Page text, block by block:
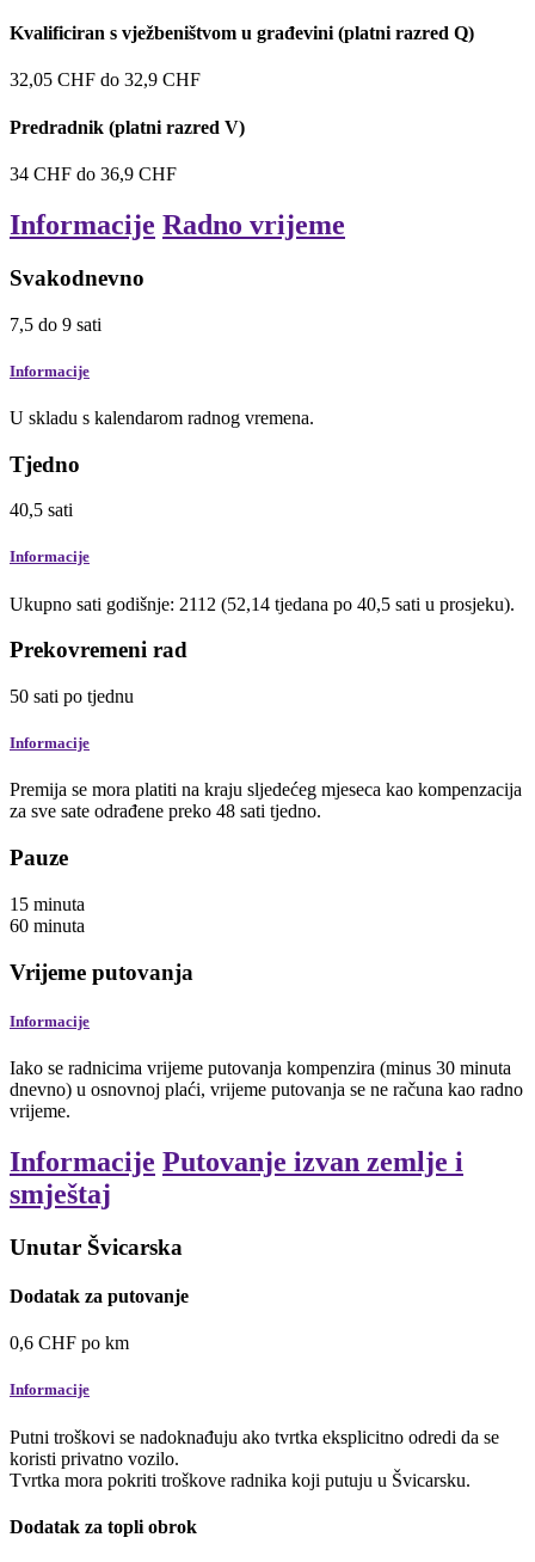
Kvalificiran s vježbeništvom u građevini (platni razred Q)
32,05 CHF do 32,9 CHF
Predradnik (platni razred V)
34 CHF do 36,9 CHF
Informacije Radno vrijeme
Svakodnevno
7,5 do 9 sati
Informacije
U skladu s kalendarom radnog vremena.
Tjedno
40,5 sati
Informacije
Ukupno sati godišnje: 2112 (52,14 tjedana po 40,5 sati u prosjeku).
Prekovremeni rad
50 sati po tjednu
Informacije
Premija se mora platiti na kraju sljedećeg mjeseca kao kompenzacija
za sve sate odrađene preko 48 sati tjedno.
Pauze
15 minuta
60 minuta
Vrijeme putovanja
Informacije
Iako se radnicima vrijeme putovanja kompenzira (minus 30 minuta
dnevno) u osnovnoj plaći, vrijeme putovanja se ne računa kao radno
vrijeme.
Informacije Putovanje izvan zemlje i
smještaj
Unutar Švicarska
Dodatak za putovanje
0,6 CHF po km
Informacije
Putni troškovi se nadoknađuju ako tvrtka eksplicitno odredi da se
koristi privatno vozilo.
Tvrtka mora pokriti troškove radnika koji putuju u Švicarsku.
Dodatak za topli obrok